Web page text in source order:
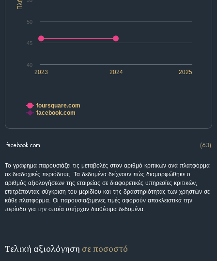
2023 2024 2025
40
45
50
foursquare.com
facebook.com
facebook.com (63)
Το γράφημα παρουσιάζει τις μεταβολές στον αριθμό κριτικών ανά πλατφόρμα
σε διαδοχικές περιόδους. Τα δεδομένα δείχνουν πώς διαμορφώθηκε ο
αριθμός αξιολογήσεων της εταιρείας σε διαφορετικές υπηρεσίες κριτικών,
επιτρέποντας σύγκριση του μεριδίου και της δραστηριότητας των χρηστών σε
κάθε πλατφόρμα. Οι παρουσιαζόμενες τιμές αφορούν αποκλειστικά την
περίοδο για την οποία υπήρχαν διαθέσιμα δεδομένα.
Τελική αξιολόγηση σε ποσοστό